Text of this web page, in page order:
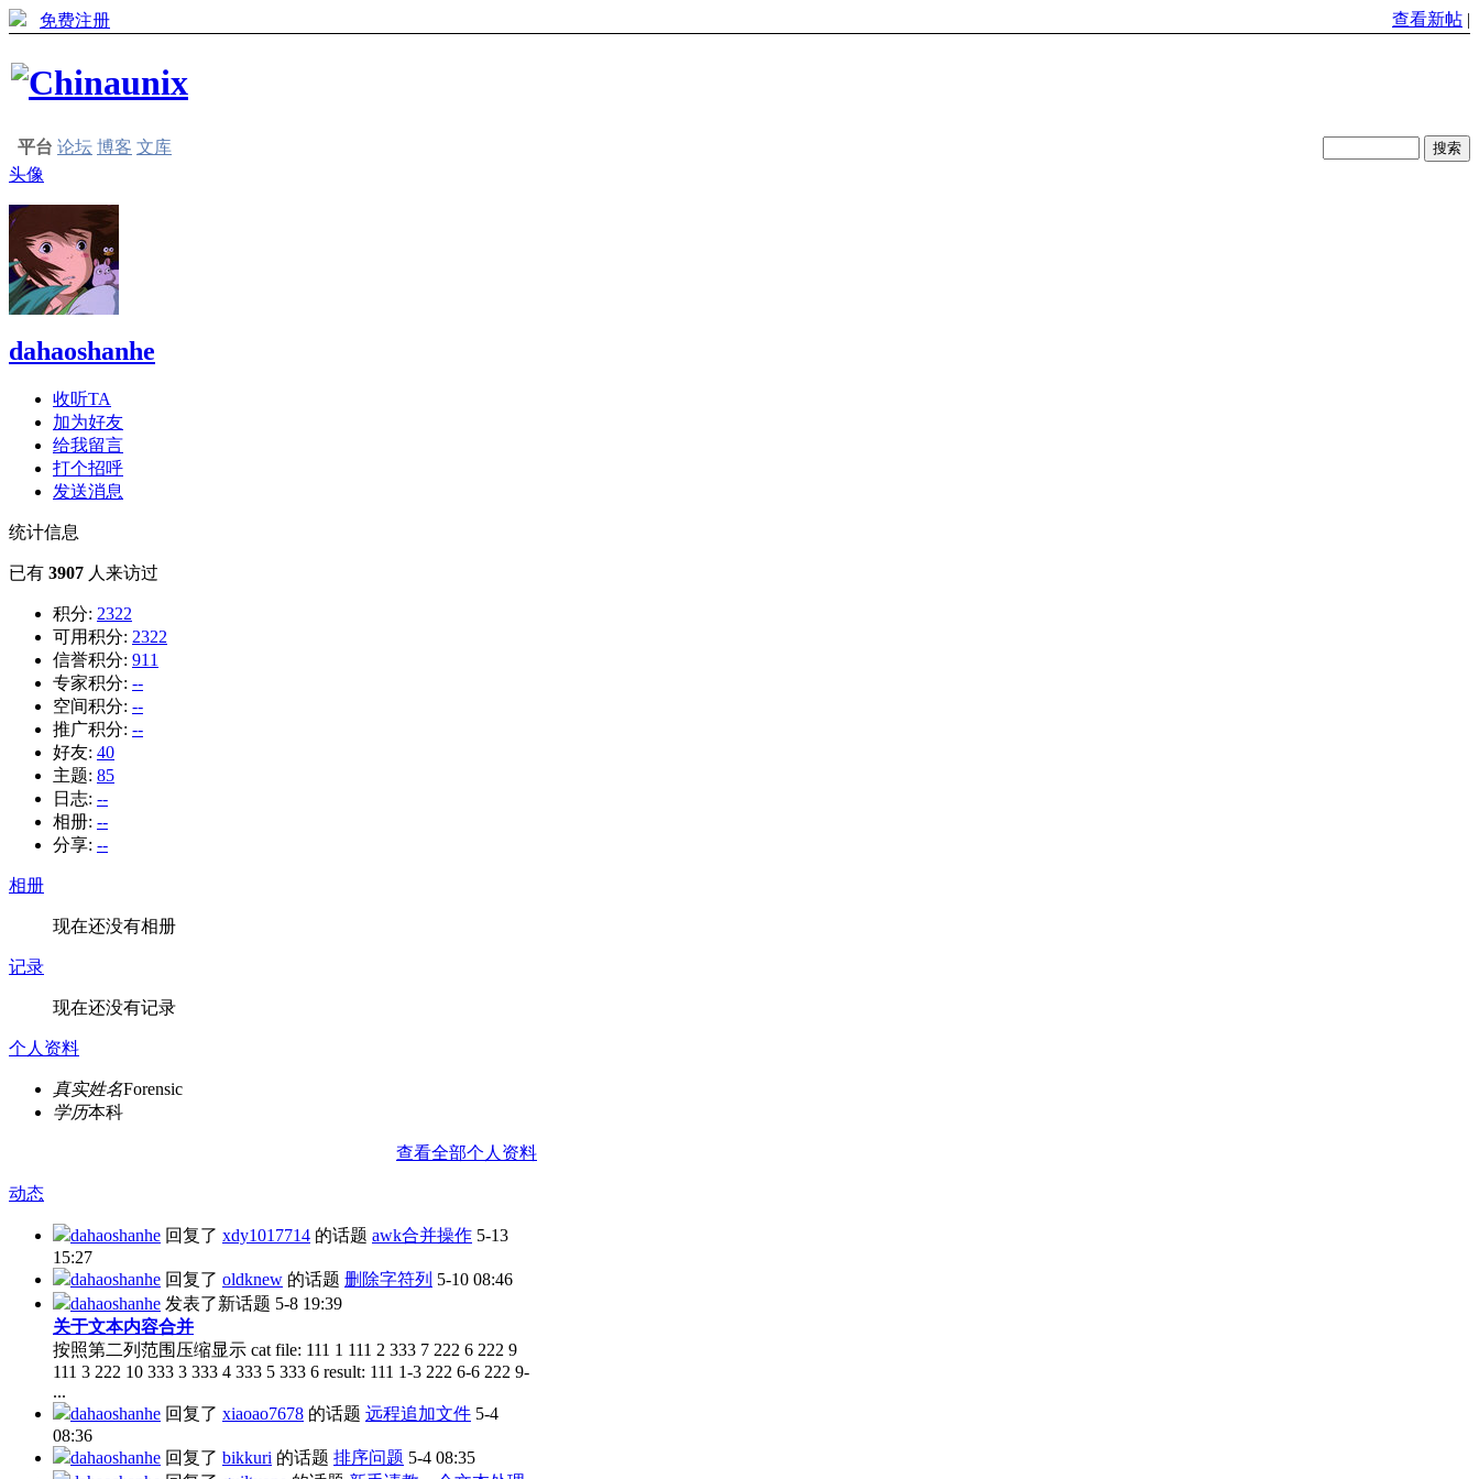
免费注册 查看新帖 |
平台 论坛 博客 文库
头像
dahaoshanhe
收听TA
加为好友
给我留言
打个招呼
发送消息
统计信息
已有 3907 人来访过
积分: 2322
可用积分: 2322
信誉积分: 911
专家积分: --
空间积分: --
推广积分: --
好友: 40
主题: 85
日志: --
相册: --
分享: --
相册
现在还没有相册
记录
现在还没有记录
个人资料
真实姓名Forensic
学历本科
查看全部个人资料
动态
dahaoshanhe 回复了 xdy1017714 的话题 awk合并操作 5-13
15:27
dahaoshanhe 回复了 oldknew 的话题 删除字符列 5-10 08:46
dahaoshanhe 发表了新话题 5-8 19:39
关于文本内容合并
按照第二列范围压缩显示 cat file: 111 1 111 2 333 7 222 6 222 9
111 3 222 10 333 3 333 4 333 5 333 6 result: 111 1-3 222 6-6 222 9-
...
dahaoshanhe 回复了 xiaoao7678 的话题 远程追加文件 5-4
08:36
dahaoshanhe 回复了 bikkuri 的话题 排序问题 5-4 08:35